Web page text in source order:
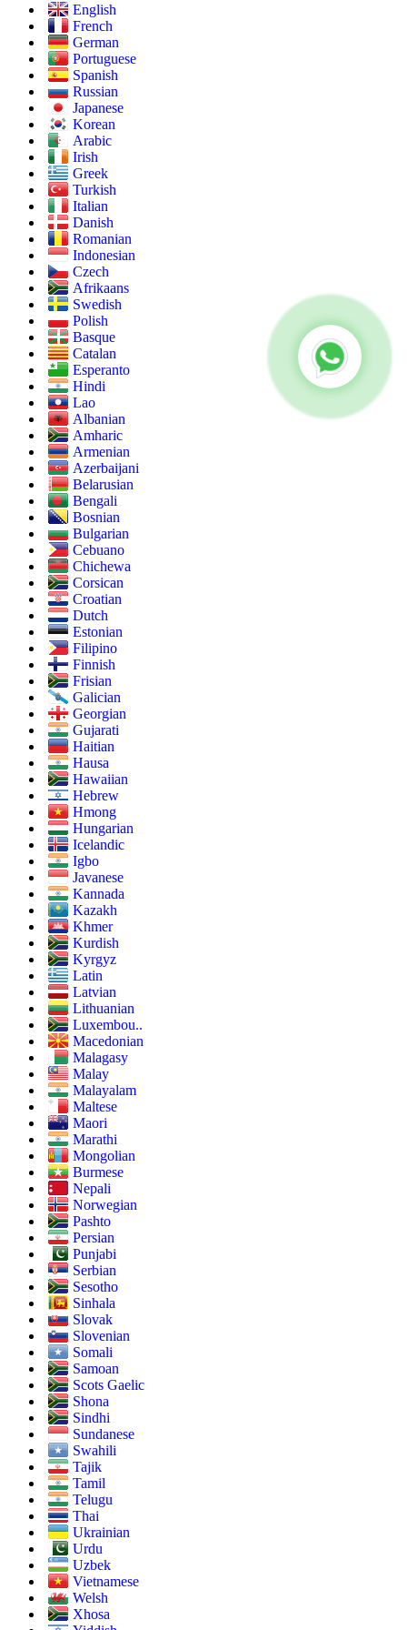
English
French
German
Portuguese
Spanish
Russian
Japanese
Korean
Arabic
Irish
Greek
Turkish
Italian
Danish
Romanian
Indonesian
Czech
Afrikaans
Swedish
Polish
Basque
Catalan
Esperanto
Hindi
Lao
Albanian
Amharic
Armenian
Azerbaijani
Belarusian
Bengali
Bosnian
Bulgarian
Cebuano
Chichewa
Corsican
Croatian
Dutch
Estonian
Filipino
Finnish
Frisian
Galician
Georgian
Gujarati
Haitian
Hausa
Hawaiian
Hebrew
Hmong
Hungarian
Icelandic
Igbo
Javanese
Kannada
Kazakh
Khmer
Kurdish
Kyrgyz
Latin
Latvian
Lithuanian
Luxembou..
Macedonian
Malagasy
Malay
Malayalam
Maltese
Maori
Marathi
Mongolian
Burmese
Nepali
Norwegian
Pashto
Persian
Punjabi
Serbian
Sesotho
Sinhala
Slovak
Slovenian
Somali
Samoan
Scots Gaelic
Shona
Sindhi
Sundanese
Swahili
Tajik
Tamil
Telugu
Thai
Ukrainian
Urdu
Uzbek
Vietnamese
Welsh
Xhosa